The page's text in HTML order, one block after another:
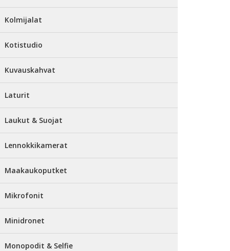
Kolmijalat
Kotistudio
Kuvauskahvat
Laturit
Laukut & Suojat
Lennokkikamerat
Maakaukoputket
Mikrofonit
Minidronet
Monopodit & Selfie